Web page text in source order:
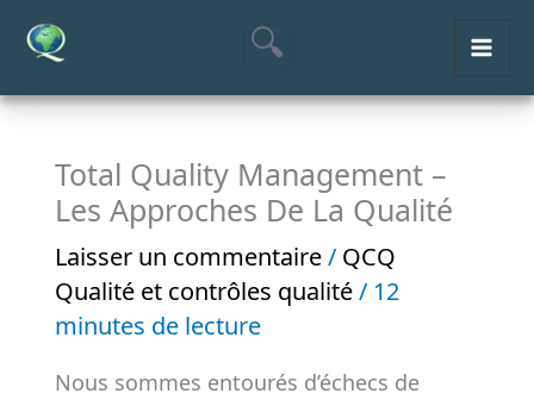
Aller
contenu
Total Quality Management –
Les Approches De La Qualité
Laisser un commentaire / QCQ
Qualité et contrôles qualité/ 12
minutes de lecture
Nous sommes entourés d’échecs de